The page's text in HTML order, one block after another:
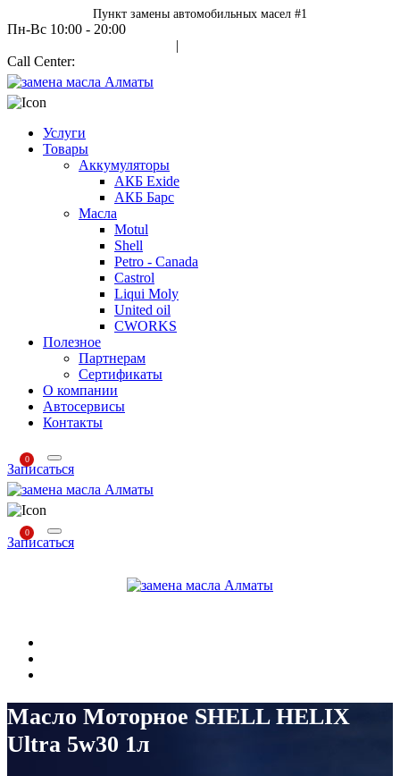
Пункт замены автомобильных масел #1
Пн-Вс 10:00 - 20:00
|
Call Center:
Услуги
Товары
Аккумуляторы
АКБ Exide
АКБ Барс
Масла
Motul
Shell
Petro - Canada
Castrol
Liqui Moly
United oil
CWORKS
Полезное
Партнерам
Сертификаты
О компании
Автосервисы
Контакты
0
Записаться
0
Записаться
Масло Моторное SHELL HELIX
Ultra 5w30 1л